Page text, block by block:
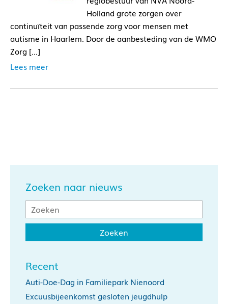
Holland grote zorgen over
continuïteit van passende zorg voor mensen met
autisme in Haarlem. Door de aanbesteding van de WMO
Zorg […]
Lees meer
Zoeken naar nieuws
Recent
Auti-Doe-Dag in Familiepark Nienoord
Excuusbijeenkomst gesloten jeugdhulp